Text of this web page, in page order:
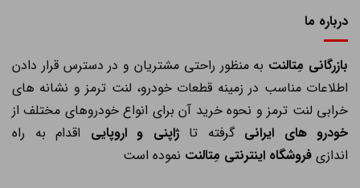
درباره ما
بازرگانی مِتالنتبه منظور راحتی مشتریان و در دسترس قرار دادن
اطلاعات مناسب در زمینه قطعات خودرو، لنت ترمز و نشانه های
خرابی لنت ترمز و نحوه خرید آن برای انواع خودروهای مختلف از
خودرو های ایرانیگرفته تاژاپنی و اروپاییاقدام به راه
اندازیفروشگاه اینترنتی مِتالنتنموده است